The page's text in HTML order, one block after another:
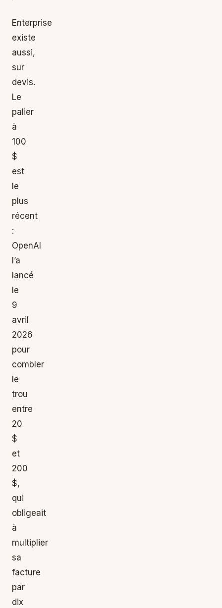
Enterprise
existe
aussi,
sur
devis.
Le
palier
à
100
$
est
le
plus
récent
:
OpenAI
l’a
lancé
le
9
avril
2026
pour
combler
le
trou
entre
20
$
et
200
$,
qui
obligeait
à
multiplier
sa
facture
par
dix